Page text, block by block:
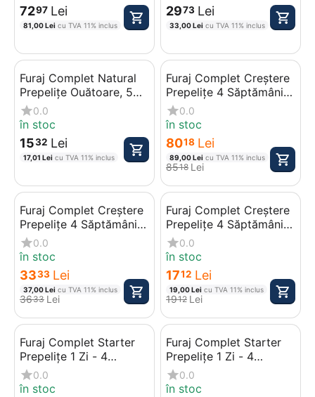
7297 Lei
81,00Lei cu TVA 11% inclus
2973 Lei
33,00Lei cu TVA 11% inclus
Furaj Complet Natural
Prepelițe Ouătoare, 5
kg0.0
în stoc
1532 Lei
17,01 Lei cu TVA 11% inclus
Furaj Complet Creștere
Prepelițe 4 Săptămâni -
6 Săptămâni, 25 kg
0.0
în stoc
8018 Lei
89,00Lei cu TVA 11% inclus
8518 Lei
Furaj Complet Creștere
Prepelițe 4 Săptămâni -
6 Săptămâni, 10 kg
0.0
în stoc
3333 Lei
37,00Lei cu TVA 11% inclus
3633 Lei
Furaj Complet Creștere
Prepelițe 4 Săptămâni -
6 Săptămâni, 5 kg
0.0
în stoc
1712 Lei
19,00Lei cu TVA 11% inclus
1912 Lei
Furaj Complet Starter
Prepelițe 1 Zi - 4
Săptămâni, 25 kg
0.0
în stoc
Furaj Complet Starter
Prepelițe 1 Zi - 4
Săptămâni, 10 kg
0.0
în stoc